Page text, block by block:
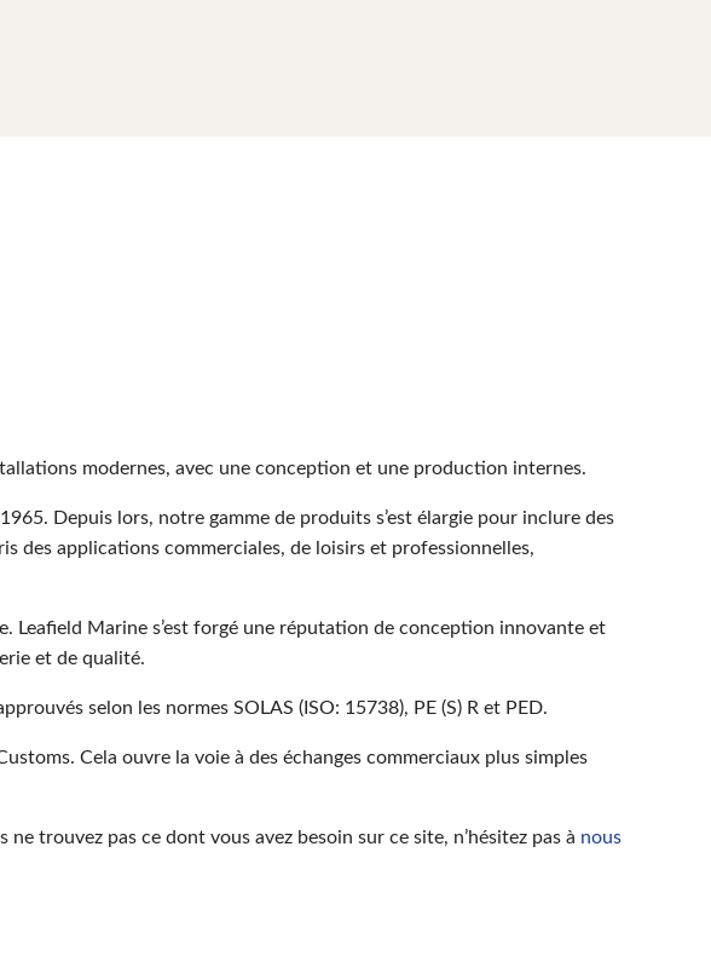
modernes, avec une conception et une production internes.
Depuis lors, notre gamme de produits s’est élargie pour inclure des
des applications commerciales, de loisirs et professionnelles,
Leafield Marine s’est forgé une réputation de conception innovante et
et de qualité.
selon les normes SOLAS (ISO: 15738), PE (S) R et PED.
Cela ouvre la voie à des échanges commerciaux plus simples
trouvez pas ce dont vous avez besoin sur ce site, n’hésitez pas à nous